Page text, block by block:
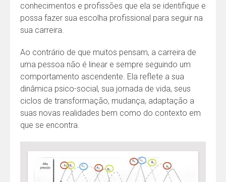
conhecimentos e profissões que ela se identifique e
possa fazer sua escolha profissional para seguir na
sua carreira.
Ao contrário de que muitos pensam, a carreira de
uma pessoa não é linear e sempre seguindo um
comportamento ascendente. Ela reflete a sua
dinâmica psico-social, sua jornada de vida, seus
ciclos de transformação, mudança, adaptação a
suas novas realidades bem como do contexto em
que se encontra.